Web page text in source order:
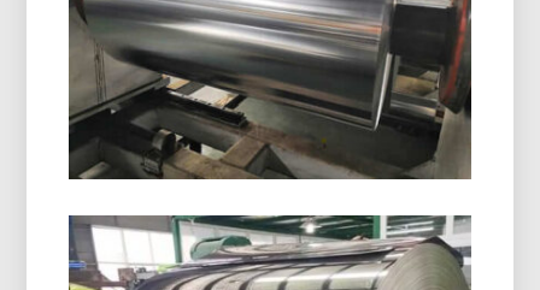
Scopri il foglio di alluminio per l'imballaggio in
blister farmaceutico con un'umidità superiore,
ossigeno, e protezione dalla luce. Ideale per la
sicurezza, stabile, e confezionamento dei farmaci
conforme.
8021 Foglio Di Alluminio Con
Formatura A Freddo